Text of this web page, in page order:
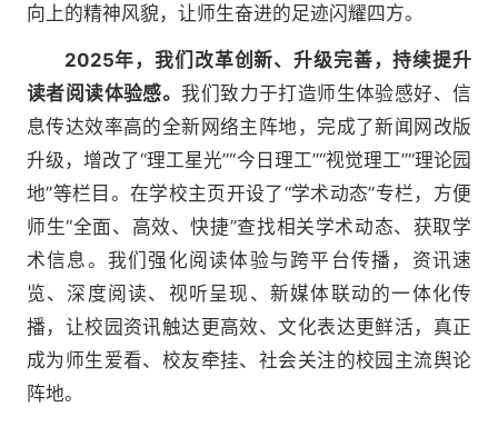
向上的精神风貌，让师生奋进的足迹闪耀四方。
2025年，我们改革创新、升级完善，持续提升
读者阅读体验感。我们致力于打造师生体验感好、信
息传达效率高的全新网络主阵地，完成了新闻网改版
升级，增改了“理工星光”“今日理工”“视觉理工”“理论园
地”等栏目。在学校主页开设了“学术动态”专栏，方便
师生“全面、高效、快捷”查找相关学术动态、获取学
术信息。我们强化阅读体验与跨平台传播，资讯速
览、深度阅读、视听呈现、新媒体联动的一体化传
播，让校园资讯触达更高效、文化表达更鲜活，真正
成为师生爱看、校友牵挂、社会关注的校园主流舆论
阵地。